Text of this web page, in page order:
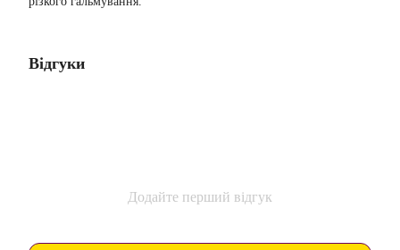
Відгуки
Додайте перший відгук